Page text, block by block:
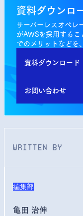
資料ダウンロ
サーバーレスオペレ
がAWSを採用する
でのメリットなどを
資料ダウンロード
お問い合わせ
WRITTEN BY
編集部
亀田 治伸